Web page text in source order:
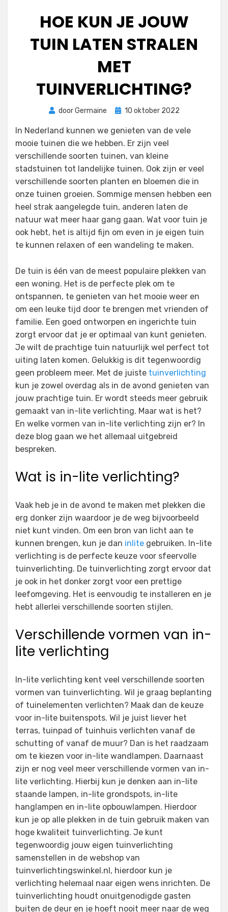
HOE KUN JE JOUW
TUIN LATEN STRALEN
MET
TUINVERLICHTING?
doorGermaine
Geplaatst
10 oktober 2022
In Nederland kunnen we genieten van de vele
mooie tuinen die we hebben. Er zijn veel
verschillende soorten tuinen, van kleine
stadstuinen tot landelijke tuinen. Ook zijn er veel
verschillende soorten planten en bloemen die in
onze tuinen groeien. Sommige mensen hebben een
heel strak aangelegde tuin, anderen laten de
natuur wat meer haar gang gaan. Wat voor tuin je
ook hebt, het is altijd fijn om even in je eigen tuin
te kunnen relaxen of een wandeling te maken.
De tuin is één van de meest populaire plekken van
een woning. Het is de perfecte plek om te
ontspannen, te genieten van het mooie weer en
om een leuke tijd door te brengen met vrienden of
familie. Een goed ontworpen en ingerichte tuin
zorgt ervoor dat je er optimaal van kunt genieten.
Je wilt de prachtige tuin natuurlijk wel perfect tot
uiting laten komen. Gelukkig is dit tegenwoordig
geen probleem meer. Met de juiste tuinverlichting
kun je zowel overdag als in de avond genieten van
jouw prachtige tuin. Er wordt steeds meer gebruik
gemaakt van in-lite verlichting. Maar wat is het?
En welke vormen van in-lite verlichting zijn er? In
deze blog gaan we het allemaal uitgebreid
bespreken.
Wat is in-lite verlichting?
Vaak heb je in de avond te maken met plekken die
erg donker zijn waardoor je de weg bijvoorbeeld
niet kunt vinden. Om een bron van licht aan te
kunnen brengen, kun je dan inlite gebruiken. In-lite
verlichting is de perfecte keuze voor sfeervolle
tuinverlichting. De tuinverlichting zorgt ervoor dat
je ook in het donker zorgt voor een prettige
leefomgeving. Het is eenvoudig te installeren en je
hebt allerlei verschillende soorten stijlen.
Verschillende vormen van in-
lite verlichting
In-lite verlichting kent veel verschillende soorten
vormen van tuinverlichting. Wil je graag beplanting
of tuinelementen verlichten? Maak dan de keuze
voor in-lite buitenspots. Wil je juist liever het
terras, tuinpad of tuinhuis verlichten vanaf de
schutting of vanaf de muur? Dan is het raadzaam
om te kiezen voor in-lite wandlampen. Daarnaast
zijn er nog veel meer verschillende vormen van in-
lite verlichting. Hierbij kun je denken aan in-lite
staande lampen, in-lite grondspots, in-lite
hanglampen en in-lite opbouwlampen. Hierdoor
kun je op alle plekken in de tuin gebruik maken van
hoge kwaliteit tuinverlichting. Je kunt
tegenwoordig jouw eigen tuinverlichting
samenstellen in de webshop van
tuinverlichtingswinkel.nl, hierdoor kun je
verlichting helemaal naar eigen wens inrichten. De
tuinverlichting houdt onuitgenodigde gasten
buiten de deur en je hoeft nooit meer naar de weg